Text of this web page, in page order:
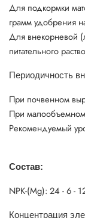
Для подкормки
грамм удобрения
Для внекорневой
питательного
Периодичность
При почвенном
При
Рекомендуемый
Состав:
NРК-(Mg): 24 - 6 -
Концентрация